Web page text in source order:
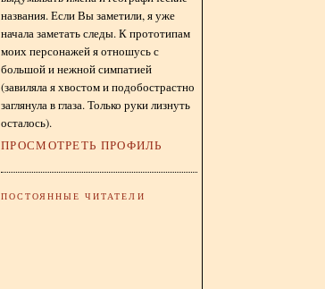
названия. Если Вы заметили, я уже
начала заметать следы. К прототипам
моих персонажей я отношусь с
большой и нежной симпатией
(завиляла я хвостом и подобострастно
заглянула в глаза. Только руки лизнуть
осталось).
ПРОСМОТРЕТЬ ПРОФИЛЬ
ПОСТОЯННЫЕ ЧИТАТЕЛИ